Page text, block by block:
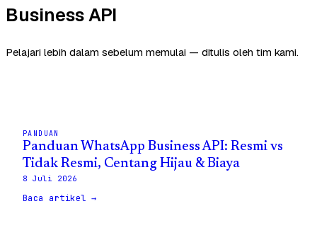
Business API
Pelajari lebih dalam sebelum memulai — ditulis oleh tim kami.
PANDUAN
Panduan WhatsApp Business API: Resmi vs
Tidak Resmi, Centang Hijau & Biaya
8 Juli 2026
Baca artikel →